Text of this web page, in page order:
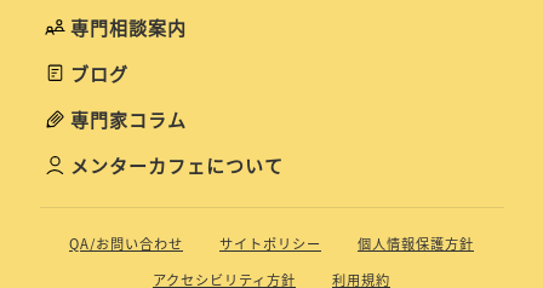
専門相談案内
ブログ
専門家コラム
メンターカフェについて
QA/お問い合わせ サイトポリシー
個人情報保護方針
アクセシビリティ方針
利用規約